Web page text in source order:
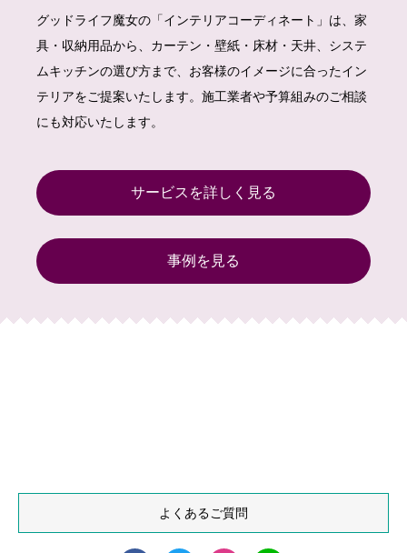
グッドライフ魔女の「インテリアコーディネート」は、家
具・収納用品から、カーテン・壁紙・床材・天井、システ
ムキッチンの選び方まで、お客様のイメージに合ったイン
テリアをご提案いたします。施工業者や予算組みのご相談
にも対応いたします。
サービスを詳しく見る
事例を見る
よくあるご質問